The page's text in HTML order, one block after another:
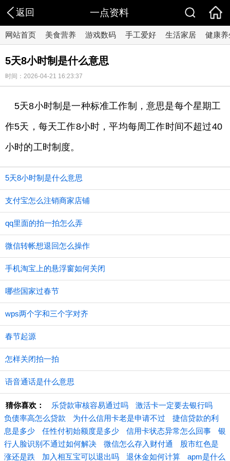
返回 一点资料
网站首页 美食营养 游戏数码 手工爱好 生活家居 健康养
5天8小时制是什么意思
时间：2026-04-21 16:23:37
5天8小时制是一种标准工作制，意思是每个星期工
作5天，每天工作8小时，平均每周工作时间不超过40
小时的工时制度。
5天8小时制是什么意思
支付宝怎么注销商家店铺
qq里面的拍一拍怎么弄
微信转帐想退回怎么操作
手机淘宝上的悬浮窗如何关闭
哪些国家过春节
wps两个字和三个字对齐
春节起源
怎样关闭拍一拍
语音通话是什么意思
猜你喜欢： 乐贷款审核容易通过吗
激活卡一定要去银行吗
负债率高怎么贷款
为什么信用卡老是申请不过
捷信贷款的利
息是多少
任性付初始额度是多少 信用卡状态异常怎么回事
银
行人脸识别不通过如何解决
微信怎么存入财付通
股市红色是
涨还是跌
加入相互宝可以退出吗 退休金如何计算 apm是什么